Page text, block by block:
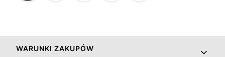
Linki w stopce
WARUNKI ZAKUPÓW